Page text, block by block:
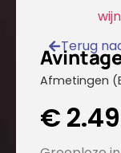
Terug
Afmetingen
€